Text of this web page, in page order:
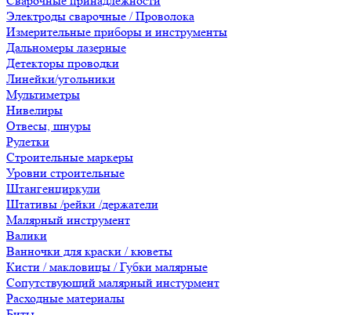
Электроды сварочные / Проволока
Измерительные приборы и инструменты
Дальномеры лазерные
Детекторы проводки
Линейки/угольники
Мультиметры
Нивелиры
Отвесы, шнуры
Рулетки
Строительные маркеры
Уровни строительные
Штангенциркули
Штативы /рейки /держатели
Малярный инструмент
Валики
Ванночки для краски / кюветы
Кисти / макловицы / Губки малярные
Сопутствующий малярный инстурмент
Расходные материалы